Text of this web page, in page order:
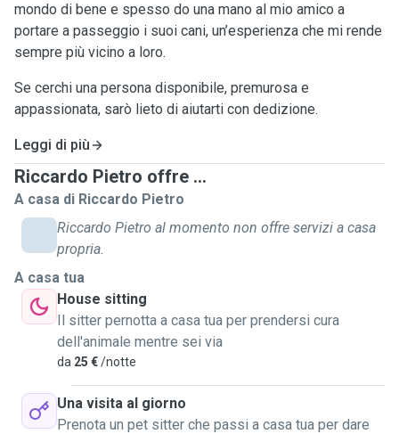
mondo di bene e spesso do una mano al mio amico a
portare a passeggio i suoi cani, un’esperienza che mi rende
sempre più vicino a loro.
Se cerchi una persona disponibile, premurosa e
appassionata, sarò lieto di aiutarti con dedizione.
Leggi di più
Riccardo Pietro offre ...
A casa di Riccardo Pietro
Riccardo Pietro al momento non offre servizi a casa
propria.
A casa tua
House sitting
Il sitter pernotta a casa tua per prendersi cura
dell'animale mentre sei via
da 25 €/notte
Una visita al giorno
Prenota un pet sitter che passi a casa tua per dare